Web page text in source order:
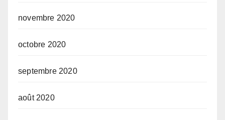
novembre 2020
octobre 2020
septembre 2020
août 2020